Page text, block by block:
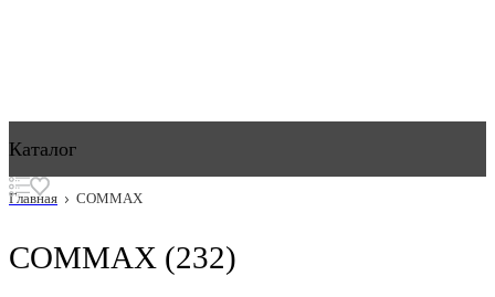
Каталог
Главная COMMAX
COMMAX (232)